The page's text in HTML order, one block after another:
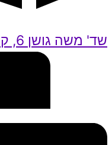
שד' משה גושן 6, קרית מוצקין